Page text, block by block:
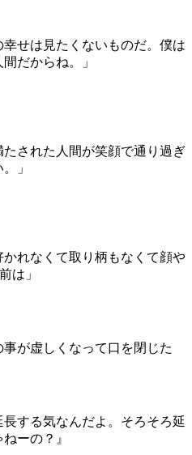
幸せは見たくないものだ。僕は
だからね。」
たされた人間が笑顔で通り過ぎ
」
かれなくて取り柄もなくて顔や
は」
が虚しくなって口を閉じた
長する気なんだよ。そろそろ延
ーの？』